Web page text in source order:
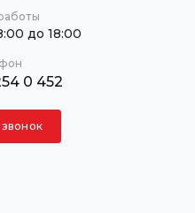
до 18:00
0 452
звонок